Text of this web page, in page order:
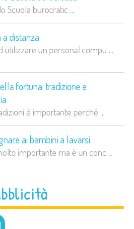
Scuola burocratic ...
a distanza
utilizzare un personal compu ...
fortuna: tradizione e
è importante perché ...
ai bambini a lavarsi
importante ma è un conc ...